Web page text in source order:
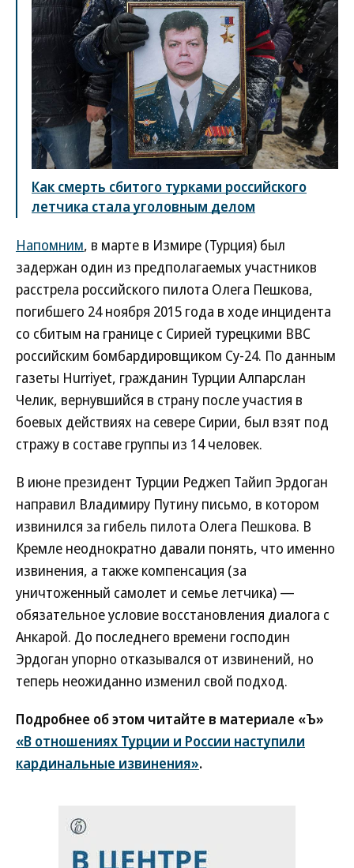
Как смерть сбитого турками российского
летчика стала уголовным делом
Напомним, в марте в Измире (Турция) был
задержан один из предполагаемых участников
расстрела российского пилота Олега Пешкова,
погибшего 24 ноября 2015 года в ходе инцидента
со сбитым на границе с Сирией турецкими ВВС
российским бомбардировщиком Су-24. По данным
газеты Hurriyet, гражданин Турции Алпарслан
Челик, вернувшийся в страну после участия в
боевых действиях на севере Сирии, был взят под
стражу в составе группы из 14 человек.
В июне президент Турции Реджеп Тайип Эрдоган
направил Владимиру Путину письмо, в котором
извинился за гибель пилота Олега Пешкова. В
Кремле неоднократно давали понять, что именно
извинения, а также компенсация (за
уничтоженный самолет и семье летчика) —
обязательное условие восстановления диалога с
Анкарой. До последнего времени господин
Эрдоган упорно отказывался от извинений, но
теперь неожиданно изменил свой подход.
Подробнее об этом читайте в материале «Ъ»
«В отношениях Турции и России наступили
кардинальные извинения».